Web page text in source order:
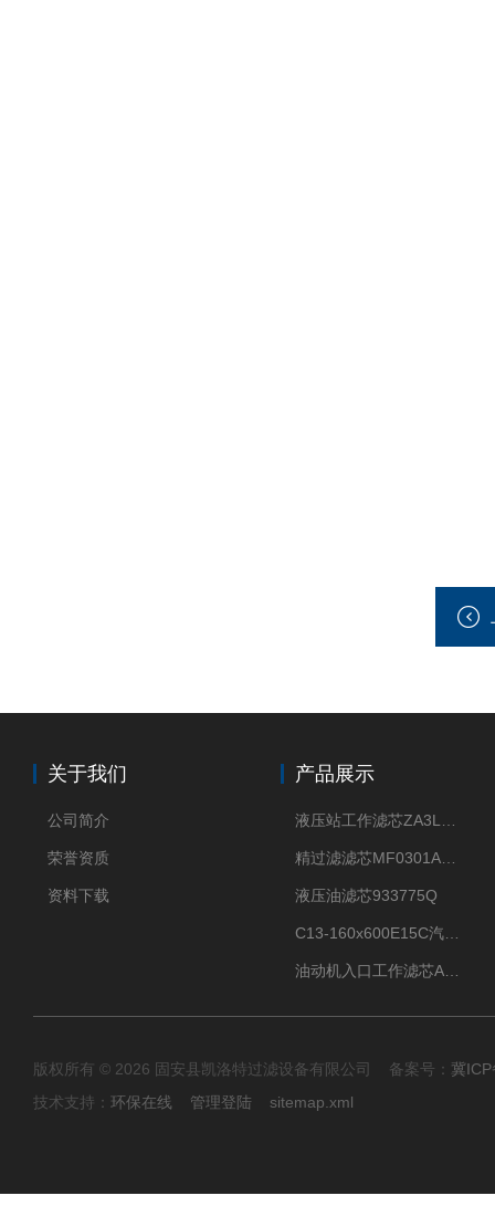
关于我们
公司简介
荣誉资质
资料下载
产品展示
液压油滤芯933775Q
版权所有 © 2026 固安县凯洛特过滤设备有限公司 备案号： 冀
技术支持： 环保在线 管理登陆 sitemap.xml